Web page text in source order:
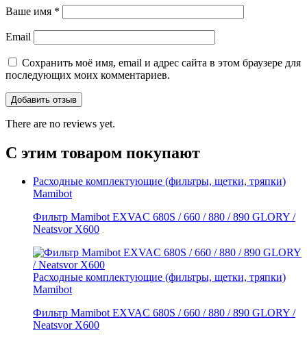
Ваше имя *
Email
Сохранить моё имя, email и адрес сайта в этом браузере для
последующих моих комментариев.
There are no reviews yet.
С этим товаром покупают
Расходные комплектующие (фильтры, щетки, тряпки)
Mamibot
Фильтр Mamibot EXVAC 680S / 660 / 880 / 890 GLORY /
Neatsvor X600
Расходные комплектующие (фильтры, щетки, тряпки)
Mamibot
Фильтр Mamibot EXVAC 680S / 660 / 880 / 890 GLORY /
Neatsvor X600